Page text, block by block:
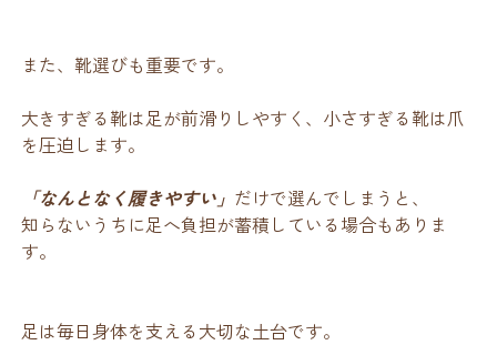
また、靴選びも重要です。
大きすぎる靴は足が前滑りしやすく、小さすぎる靴は爪
を圧迫します。
「なんとなく履きやすい」 だけで選んでしまうと、
知らないうちに足へ負担が蓄積している場合もありま
す。
足は毎日身体を支える大切な土台です。